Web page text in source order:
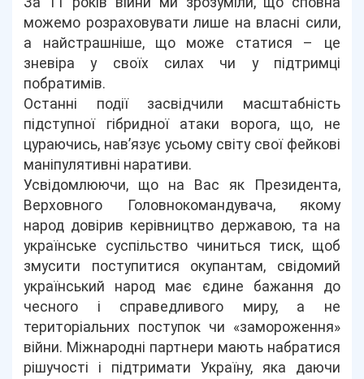
можемо розраховувати лише на власні сили,
а найстрашніше, що може статися – це
зневіра у своїх силах чи у підтримці
побратимів.
Останні події засвідчили масштабність
підступної гібридної атаки ворога, що, не
цураючись, нав’язує усьому світу свої фейкові
маніпулятивні наративи.
Усвідомлюючи, що на Вас як Президента,
Верховного Головнокомандувача, якому
народ довірив керівництво державою, та на
українське суспільство чиниться тиск, щоб
змусити поступитися окупантам, свідомий
український народ має єдине бажання до
чесного і справедливого миру, а не
територіальних поступок чи «замороження»
війни. Міжнародні партнери мають набратися
рішучості і підтримати Україну, яка даючи